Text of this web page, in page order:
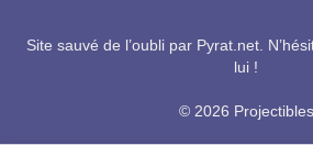
Site sauvé de l’oubli par Pyrat.net .
lui !
© 2026 Projectibles